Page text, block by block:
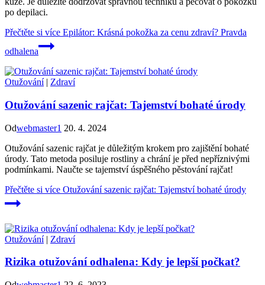
po depilaci.
Přečtěte si více Epilátor: Krásná pokožka za cenu zdraví? Pravda
odhalena
Otužování| Zdraví
Otužování sazenic rajčat: Tajemství bohaté úrody
Odwebmaster1 20. 4. 2024
Otužování sazenic rajčat je důležitým krokem pro zajištění bohaté
úrody. Tato metoda posiluje rostliny a chrání je před nepříznivými
podmínkami. Naučte se tajemství úspěšného pěstování rajčat!
Přečtěte si více Otužování sazenic rajčat: Tajemství bohaté úrody
Otužování| Zdraví
Rizika otužování odhalena: Kdy je lepší počkat?